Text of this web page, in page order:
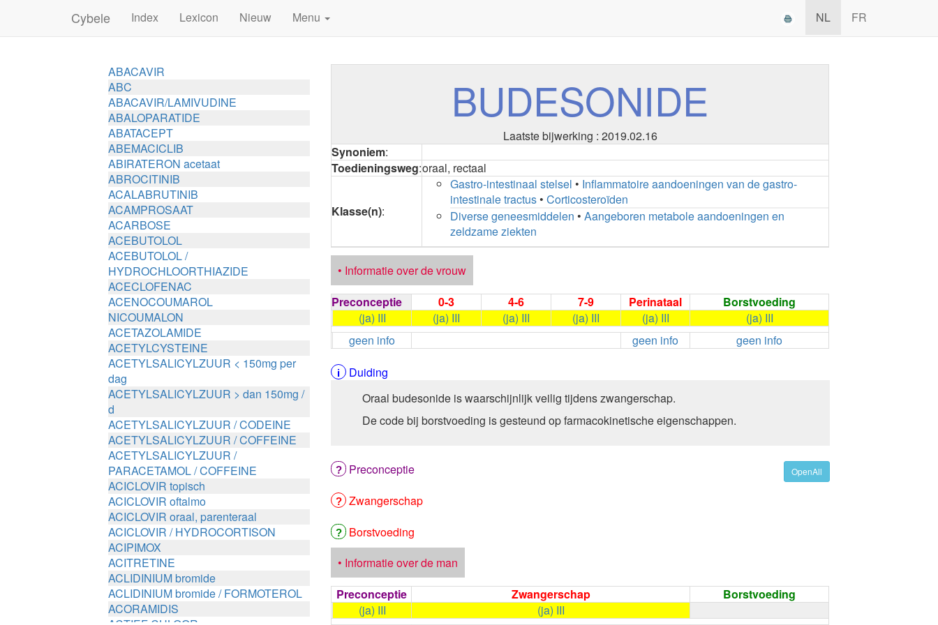
Cybele Index Lexicon Nieuw Menu NL FR
ABACAVIR
ABC
ABACAVIR/LAMIVUDINE
ABALOPARATIDE
ABATACEPT
ABEMACICLIB
ABIRATERON acetaat
ABROCITINIB
ACALABRUTINIB
ACAMPROSAAT
ACARBOSE
ACEBUTOLOL
ACEBUTOLOL /
HYDROCHLOORTHIAZIDE
ACECLOFENAC
ACENOCOUMAROL
NICOUMALON
ACETAZOLAMIDE
ACETYLCYSTEINE
ACETYLSALICYLZUUR < 150mg per
dag
ACETYLSALICYLZUUR > dan 150mg /
d
ACETYLSALICYLZUUR / CODEINE
ACETYLSALICYLZUUR / COFFEINE
ACETYLSALICYLZUUR /
PARACETAMOL / COFFEINE
ACICLOVIR topisch
ACICLOVIR oftalmo
ACICLOVIR oraal, parenteraal
ACICLOVIR / HYDROCORTISON
ACIPIMOX
ACITRETINE
ACLIDINIUM bromide
ACLIDINIUM bromide / FORMOTEROL
ACORAMIDIS
BUDESONIDE
Laatste bijwerking : 2019.02.16
Synoniem:
Toedieningsweg:oraal, rectaal
Klasse(n):
Gastro-intestinaal stelsel • Inflammatoire aandoeningen van de gastro-
intestinale tractus •Corticosteroïden
Diverse geneesmiddelen •Aangeboren metabole aandoeningen en
zeldzame ziekten
• Informatie over de vrouw
Preconceptie
0-3 4-6 7-9 Perinataal
Borstvoeding
(ja) III
(ja) III (ja) III (ja) III (ja) III
(ja) III
geen info
geen info
geen info
Duiding
Oraal budesonide is waarschijnlijk veilig tijdens zwangerschap.
De code bij borstvoeding is gesteund op farmacokinetische eigenschappen.
OpenAll
Preconceptie
Zwangerschap
Borstvoeding
• Informatie over de man
Preconceptie
Zwangerschap
Borstvoeding
(ja) III
(ja) III